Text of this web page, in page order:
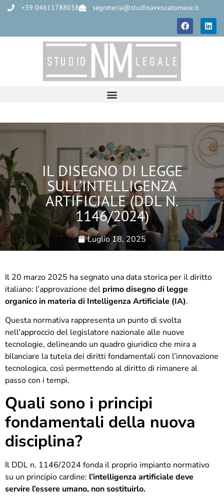
+39 04611788038 segreteria@studioavvocatomase.it
IL DISEGNO DI LEGGE
SULL’INTELLIGENZA
ARTIFICIALE (DDL N.
1146/2024)
Luglio 18, 2025
Il 20 marzo 2025 ha segnato una data storica per il diritto
italiano: l’approvazione del primo disegno di legge
organico in materia di Intelligenza Artificiale (IA).
Questa normativa rappresenta un punto di svolta
nell’approccio del legislatore nazionale alle nuove
tecnologie, delineando un quadro giuridico che mira a
bilanciare la tutela dei diritti fondamentali con l’innovazione
tecnologica, così permettendo al diritto di rimanere al
passo con i tempi.
Quali sono i principi
fondamentali della nuova
disciplina?
Il DDL n. 1146/2024 fonda il proprio impianto normativo
su un principio cardine: l’intelligenza artificiale deve
servire l’essere umano, non sostituirlo.